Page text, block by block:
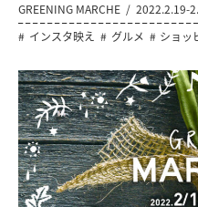
GREENING MARCHE
2022.2.19-
インスタ映え
グルメ ショッ